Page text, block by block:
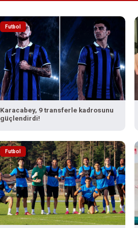
Futbol
Karacabey, 9 transferle kadrosunu
güçlendirdi!
Futbol